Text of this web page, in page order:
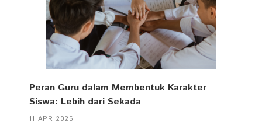
Peran Guru dalam Membentuk Karakter
Siswa: Lebih dari Sekada
11 APR 2025